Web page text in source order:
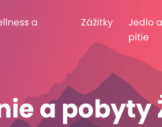
a
Zážitky
Jedlo a
pitie
a pobyty